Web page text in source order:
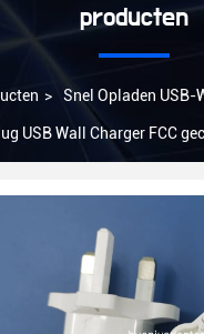
producten
> Snel Opladen USB-
USB Wall Charger FCC